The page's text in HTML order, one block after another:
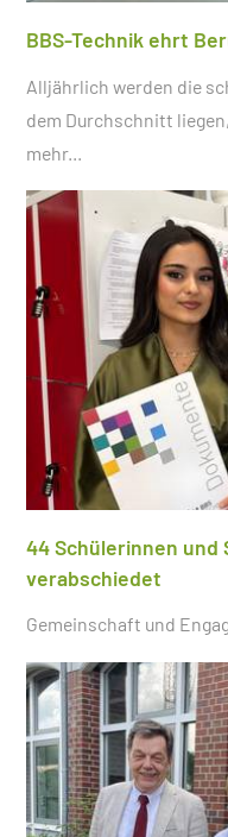
BBS-Technik ehrt
Alljährlich werden die
dem Durchschnitt
mehr...
44 Schülerinnen und
verabschiedet
Gemeinschaft und